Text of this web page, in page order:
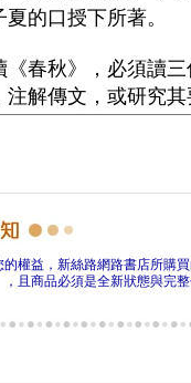
的權益，新絲路網路書店所購
，且商品必須是全新狀態與完